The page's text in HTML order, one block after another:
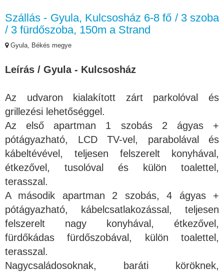
Szállás - Gyula, Kulcsosház 6-8 fő / 3 szoba
/ 3 fürdőszoba, 150m a Strand
Gyula, Békés megye
Leírás / Gyula - Kulcsosház
Az udvaron kialakított zárt parkolóval és
grillezési lehetőséggel.
Az első apartman 1 szobás 2 ágyas +
pótágyazható, LCD TV-vel, parabolával és
kábeltévével, teljesen felszerelt konyhával,
étkezővel, tusolóval és külön toalettel,
terasszal.
A második apartman 2 szobás, 4 ágyas +
pótágyazható, kábelcsatlakozással, teljesen
felszerelt nagy konyhával, étkezővel,
fürdőkádas fürdőszobával, külön toalettel,
terasszal.
Nagycsaládosoknak, baráti köröknek,